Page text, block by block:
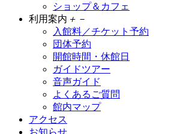
ショップ＆カフェ
利用案内 ＋ －
入館料／チケット予約
団体予約
開館時間・休館日
ガイドツアー
音声ガイド
よくあるご質問
館内マップ
アクセス